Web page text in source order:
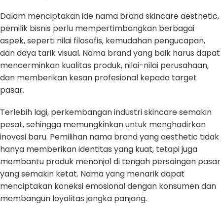
Dalam menciptakan ide nama brand skincare aesthetic,
pemilik bisnis perlu mempertimbangkan berbagai
aspek, seperti nilai filosofis, kemudahan pengucapan,
dan daya tarik visual. Nama brand yang baik harus dapat
mencerminkan kualitas produk, nilai-nilai perusahaan,
dan memberikan kesan profesional kepada target
pasar.
Terlebih lagi, perkembangan industri skincare semakin
pesat, sehingga memungkinkan untuk menghadirkan
inovasi baru. Pemilihan nama brand yang aesthetic tidak
hanya memberikan identitas yang kuat, tetapi juga
membantu produk menonjol di tengah persaingan pasar
yang semakin ketat. Nama yang menarik dapat
menciptakan koneksi emosional dengan konsumen dan
membangun loyalitas jangka panjang.